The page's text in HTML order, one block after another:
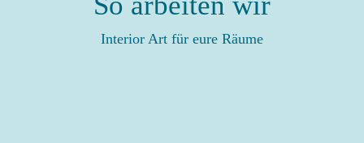
Interior Art für eure Räume